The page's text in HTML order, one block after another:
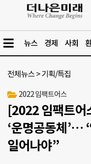
뉴스 경제 사회
전체뉴스 >기획/특집
2022 임팩트어스
[2022 임팩트어
‘운명공동체’…
일어나야”